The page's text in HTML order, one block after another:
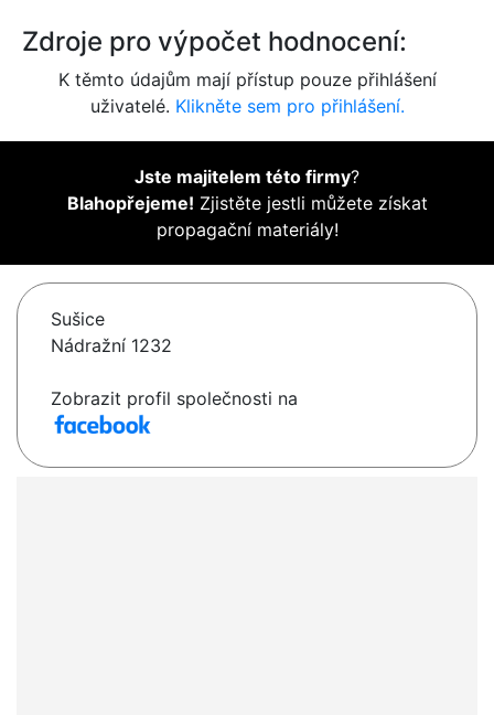
Zdroje pro výpočet hodnocení:
K těmto údajům mají přístup pouze přihlášení
uživatelé. Klikněte sem pro přihlášení.
Jste majitelem této firmy?
Blahopřejeme! Zjistěte jestli můžete získat
propagační materiály!
Sušice
Nádražní 1232
Zobrazit profil společnosti na